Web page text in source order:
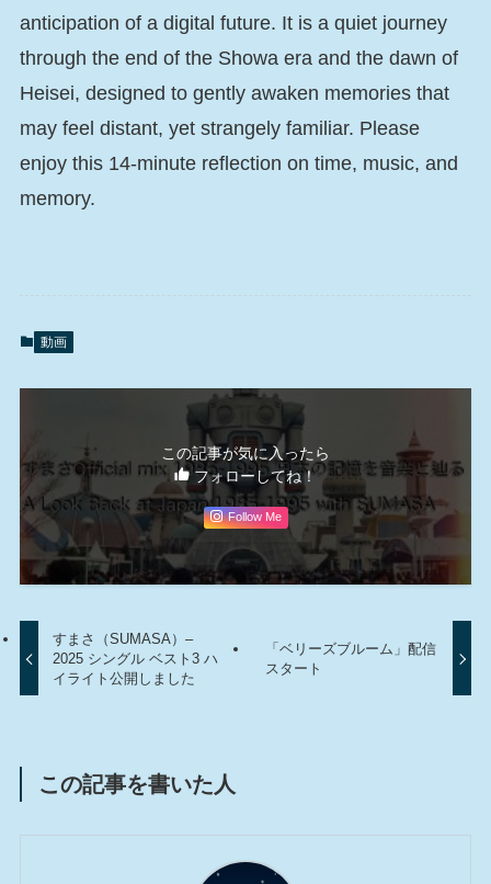
anticipation of a digital future. It is a quiet journey
through the end of the Showa era and the dawn of
Heisei, designed to gently awaken memories that
may feel distant, yet strangely familiar. Please
enjoy this 14-minute reflection on time, music, and
memory.
動画
この記事が気に入ったら
フォローしてね！
Follow Me
すまさ（SUMASA）–
2025 シングル ベスト3 ハ
イライト公開しました
「ベリーズブルーム」配信
スタート
この記事を書いた人